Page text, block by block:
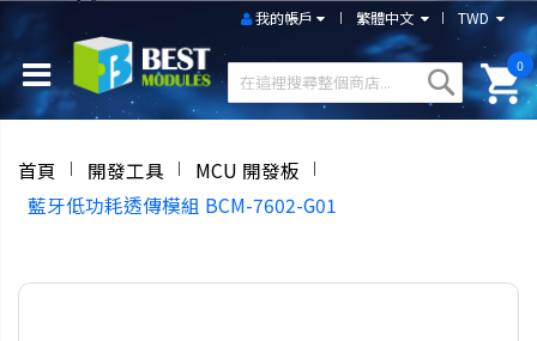
TWD
繁體中文
我的帳戶
0
首頁 開發工具
MCU 開發板
藍牙低功耗透傳模組 BCM-7602-G01